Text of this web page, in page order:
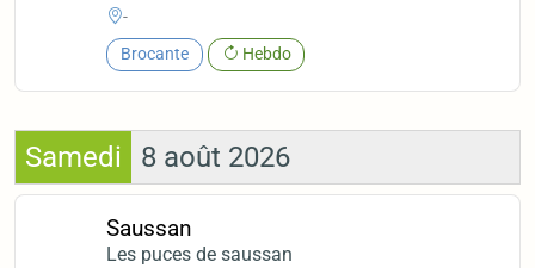
-
Brocante Hebdo
Samedi 8 août 2026
Saussan
Les puces de saussan